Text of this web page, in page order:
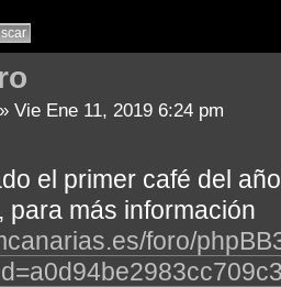
» Vie Ene 11, 2019 6:24 pm
el primer café del
para más información
foro/